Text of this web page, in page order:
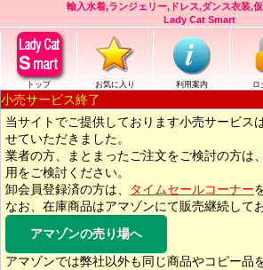
輸入水着,ランジェリー,ドレス,ダンス衣装,
Lady Cat Smart
トップ お気に入り 利用案内 ロ
小売サービス終了
当サイトでご提供しております小売サービス
せていただきました。
業者の方、まとまったご注文をご検討の方は、
用をご検討ください。
卸会員登録済の方は、
タイムセールコーナー
なお、在庫商品はアマゾンにて販売継続して
アマゾンの売り場へ
アマゾンでは弊社以外も同じ商品やコピー品